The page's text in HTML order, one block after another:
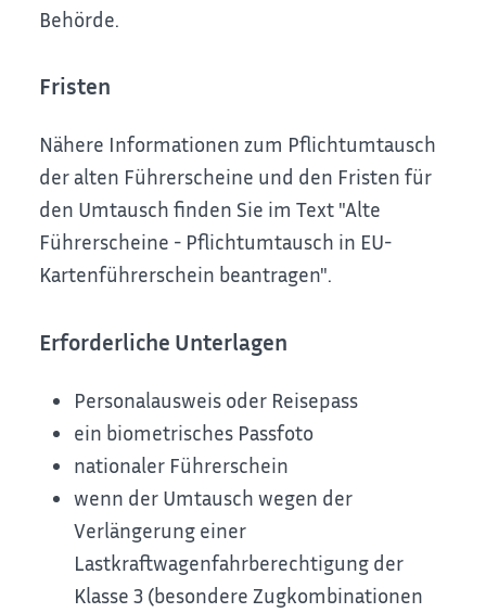
Behörde.
Fristen
Nähere Informationen zum Pflichtumtausch
der alten Führerscheine und den Fristen für
den Umtausch finden Sie im Text "Alte
Führerscheine - Pflichtumtausch in EU-
Kartenführerschein beantragen".
Erforderliche Unterlagen
Personalausweis oder Reisepass
ein biometrisches Passfoto
nationaler Führerschein
wenn der Umtausch wegen der
Verlängerung einer
Lastkraftwagenfahrberechtigung der
Klasse 3 (besondere Zugkombinationen